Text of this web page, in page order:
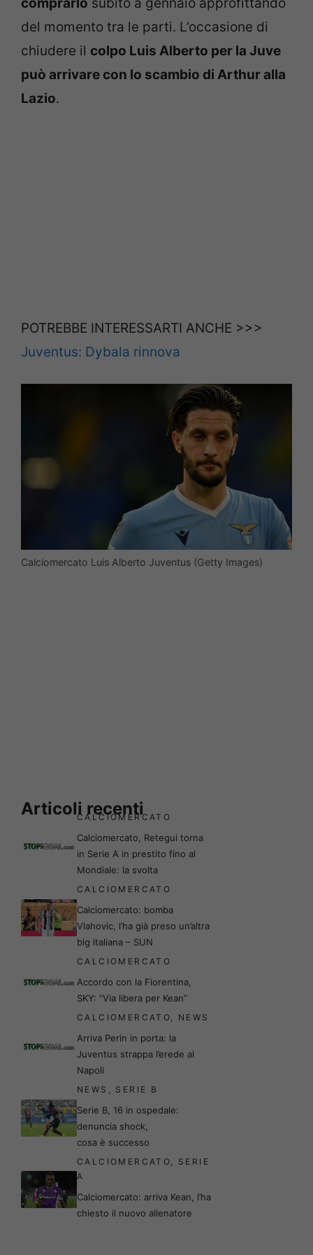
del momento tra le parti. L’occasione di
chiudere il colpo Luis Alberto per la Juve
può arrivare con lo scambio di Arthur alla
Lazio.
POTREBBE INTERESSARTI ANCHE >>>
Juventus: Dybala rinnova
Calciomercato Luis Alberto Juventus (Getty Images)
Articoli recenti
CALCIOMERCATO
Calciomercato, Retegui torna
in Serie A in prestito fino al
Mondiale: la svolta
CALCIOMERCATO
Calciomercato: bomba
Vlahovic, l’ha già preso un’altra
big italiana – SUN
CALCIOMERCATO
Accordo con la Fiorentina,
SKY: “Via libera per Kean”
CALCIOMERCATO, NEWS
Arriva Perin in porta: la
Juventus strappa l’erede al
Napoli
NEWS , SERIE B
Serie B, 16 in ospedale:
denuncia shock,
cosa è successo
CALCIOMERCATO, SERIE
A
Calciomercato: arriva Kean, l’ha
chiesto il nuovo allenatore